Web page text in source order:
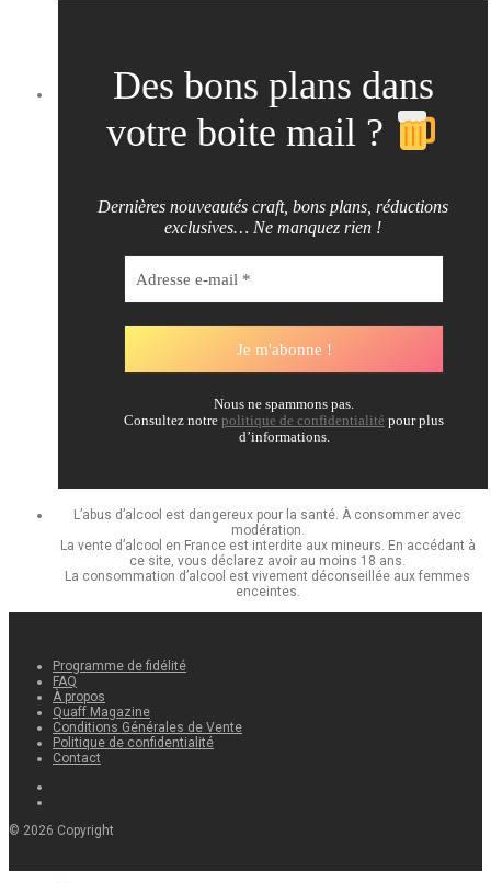
Des bons plans dans
votre boite mail ?
Dernières nouveautés craft, bons plans, réductions
exclusives… Ne manquez rien !
Nous ne spammons pas.
Consultez notre politique de confidentialité pour plus
d’informations.
L’abus d’alcool est dangereux pour la santé. À consommer avec
modération.
La vente d’alcool en France est interdite aux mineurs. En accédant à
ce site, vous déclarez avoir au moins 18 ans.
La consommation d’alcool est vivement déconseillée aux femmes
enceintes.
Programme de fidélité
FAQ
À propos
Quaff Magazine
Conditions Générales de Vente
Politique de confidentialité
Contact
© 2026 Copyright